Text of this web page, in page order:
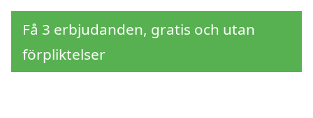
Få 3 erbjudanden, gratis och utan
förpliktelser